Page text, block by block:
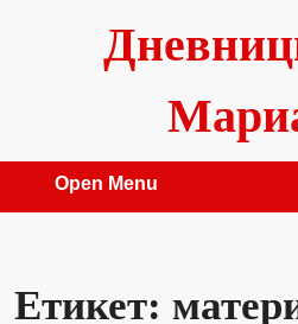
Open Menu
Етикет: